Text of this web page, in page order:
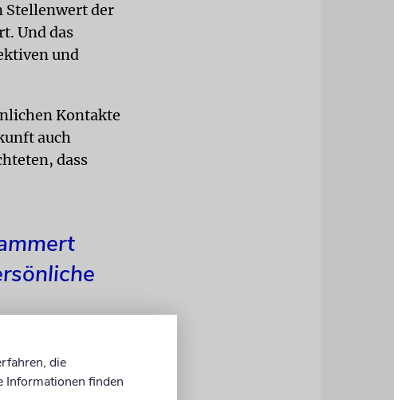
Stellenwert der
Und das
und
Kontakte
auch
dass
die
Informationen finden